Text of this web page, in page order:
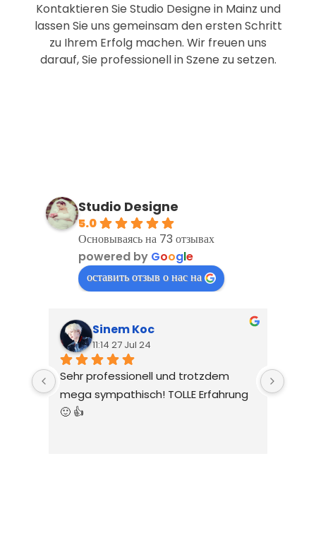
Kontaktieren Sie Studio Designe in Mainz und
lassen Sie uns gemeinsam den ersten Schritt
zu Ihrem Erfolg machen. Wir freuen uns
darauf, Sie professionell in Szene zu setzen.
Studio Designe
5.0
Основываясь на 73 отзывах
powered by Google
оставить отзыв о нас на
Sinem Koc
11:14 27 Jul 24
Sehr professionell und trotzdem
mega sympathisch! TOLLE Erfahrung
🙂 👍